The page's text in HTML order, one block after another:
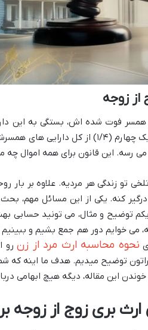
زوجه
فوت شده اش، بستگی به این
باشه، سهم شوهر یک چهارم (۱/۴)
تو زندگی هر مردیه. علاوه بر
کنه. یکی از این مسائل مهم، بحث
یکم توضیح و مثال، می تونید حسابی
می خوایم دور هم جمع بشیم و
نحوه محاسبه ارث مرد از زنرو
توضیح میدیم. هدف ما اینه که
این مقاله، دیگه هیچ ابهامی
بری زوج از زوجه